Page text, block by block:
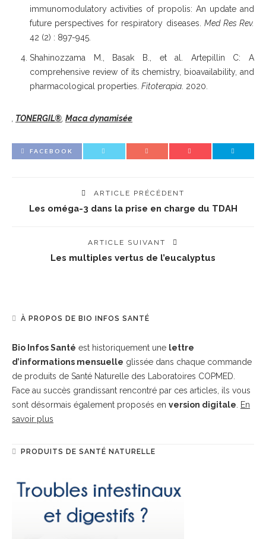
immunomodulatory activities of propolis: An update and
future perspectives for respiratory diseases.Med Res Rev.
42 (2) : 897-945.
Shahinozzama M., Basak B., et al. Artepillin C: A
comprehensive review of its chemistry, bioavailability, and
pharmacological properties. Fitoterapia . 2020.
TONERGIL® Maca dynamisée
FACEBOOK
ARTICLE PRÉCÉDENT
Les oméga-3 dans la prise en charge du TDAH
ARTICLE SUIVANT
Les multiples vertus de l’eucalyptus
À PROPOS DE BIO INFOS SANTÉ
Bio Infos Santé est historiquement une lettre
d’informations mensuelle glissée dans chaque commande
de produits de Santé Naturelle des Laboratoires COPMED.
Face au succès grandissant rencontré par ces articles, ils vous
sont désormais également proposés en version digitale
En
savoir plus
PRODUITS DE SANTÉ NATURELLE